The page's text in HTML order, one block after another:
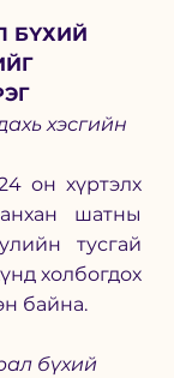
БҮХИЙ
хэсгийн
он хүртэлх
шатны
тусгай
холбогдох
байна.
бүхий